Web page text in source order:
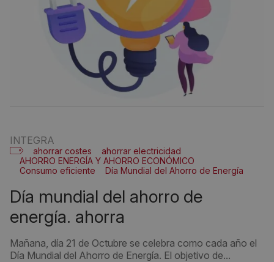
INTEGRA
ahorrar costes
ahorrar electricidad
AHORRO ENERGÍA Y AHORRO ECONÓMICO
Consumo eficiente
Día Mundial del Ahorro de Energía
día mundial del ahorro de
energía. ahorra
Mañana, día 21 de Octubre se celebra como cada año el
Día Mundial del Ahorro de Energía. El objetivo de...